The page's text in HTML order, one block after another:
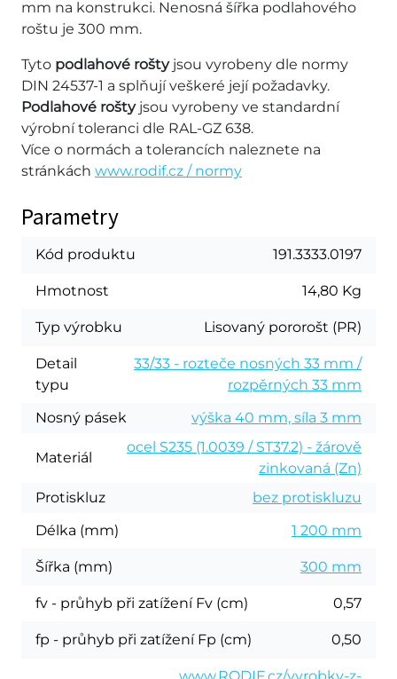
mm na konstrukci. Nenosná šířka podlahového
roštu je 300 mm.
Tyto podlahové roštyjsou vyrobeny dle normy
DIN 24537-1 a splňují veškeré její požadavky.
Podlahové roštyjsou vyrobeny ve standardní
výrobní toleranci dle RAL-GZ 638.
Více o normách a tolerancích naleznete na
stránkách www.rodif.cz / normy
Parametry
Kód produktu 191.3333.0197
Hmotnost 14,80 Kg
Typ výrobku Lisovaný pororošt (PR)
Detail
typu
33/33 - rozteče nosných 33 mm /
rozpěrných 33 mm
Nosný pásek
výška 40 mm, síla 3 mm
Materiál
ocel S235 (1.0039 / ST37.2) - žárově
zinkovaná (Zn)
Protiskluz
bez protiskluzu
Délka (mm)
1 200 mm
Šířka (mm) 300 mm
fv - průhyb při zatížení Fv (cm) 0,57
fp - průhyb při zatížení Fp (cm) 0,50
www.RODIF.cz/vyrobky-z-